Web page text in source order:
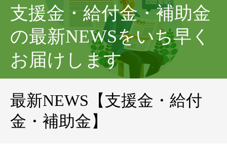
支援金・給付金・補助金
の最新NEWSをいち早く
お届けします
最新NEWS【支援金・給付
金・補助金】